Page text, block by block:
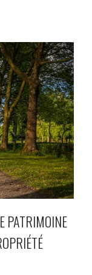
PATRIMOINE